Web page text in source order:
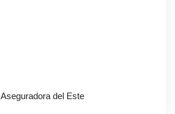
Aseguradora del Este